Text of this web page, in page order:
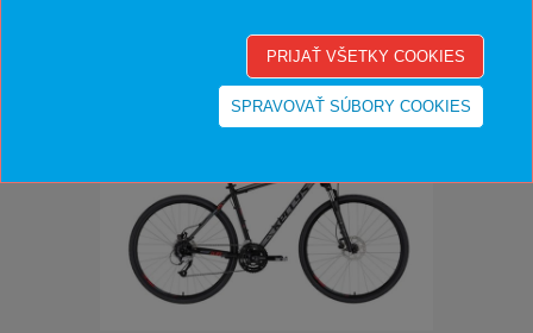
VÝPREDAJ - VŠETKO